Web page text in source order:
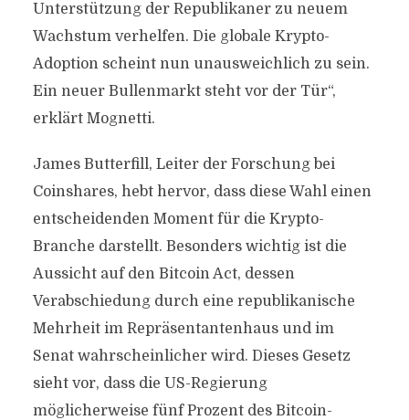
Unterstützung der Republikaner zu neuem
Wachstum verhelfen. Die globale Krypto-
Adoption scheint nun unausweichlich zu sein.
Ein neuer Bullenmarkt steht vor der Tür“,
erklärt Mognetti.
James Butterfill, Leiter der Forschung bei
Coinshares, hebt hervor, dass diese Wahl einen
entscheidenden Moment für die Krypto-
Branche darstellt. Besonders wichtig ist die
Aussicht auf den Bitcoin Act, dessen
Verabschiedung durch eine republikanische
Mehrheit im Repräsentantenhaus und im
Senat wahrscheinlicher wird. Dieses Gesetz
sieht vor, dass die US-Regierung
möglicherweise fünf Prozent des Bitcoin-